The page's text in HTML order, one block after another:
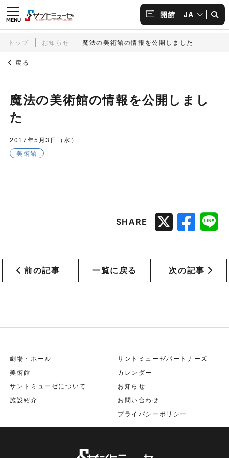
開館 JA
トップ お知らせ 魔法の美術館の情報を公開しました
戻る
魔法の美術館の情報を公開しまし
た
2017年5月3日（水）
美術館
SHARE
前の記事 一覧に戻る 次の記事
劇場・ホール
美術館
サントミューゼについて
施設紹介
サントミューゼパートナーズ
カレンダー
お知らせ
お問い合わせ
プライバシーポリシー